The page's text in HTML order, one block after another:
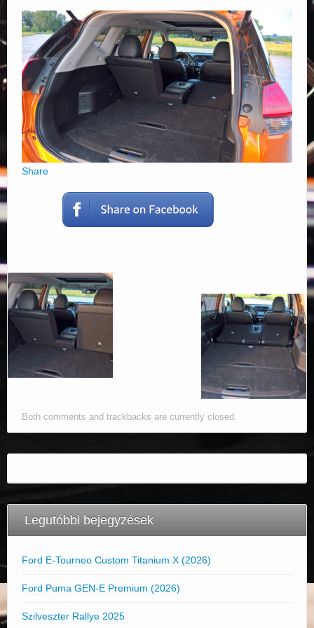
Elérhetőségek
Share
Both comments and trackbacks are currently closed.
Legutóbbi bejegyzések
Ford E-Tourneo Custom Titanium X (2026)
Ford Puma GEN-E Premium (2026)
Szilveszter Rallye 2025